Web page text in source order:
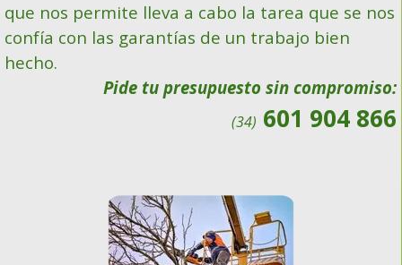
que nos permite lleva a cabo la tarea que se nos
confía con las garantías de un trabajo bien
hecho.
Pide tu presupuesto sin compromiso:
(34) 601 904 866